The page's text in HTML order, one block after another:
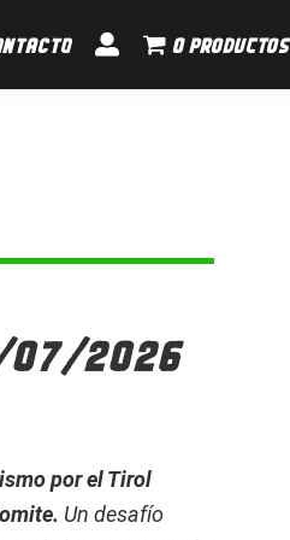
0 productos
2026
por el Tirol
. Un desafío